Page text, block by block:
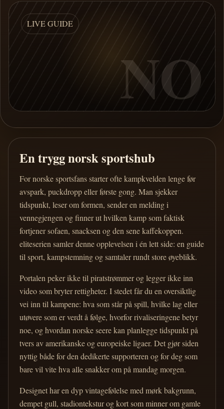
LIVE GUIDE
NO
En trygg norsk sportshub
For norske sportsfans starter ofte kampkvelden lenge før
avspark, puckdropp eller første gong. Man sjekker
tidspunkt, leser om formen, sender en melding i
vennegjengen og finner ut hvilken kamp som faktisk
fortjener sofaen, snacksen og den sene kaffekoppen.
eliteserien samler denne opplevelsen i én lett side: en guide
til sport, kampstemning og samtaler rundt store øyeblikk.
Portalen peker ikke til piratstrømmer og legger ikke inn
video som bryter rettigheter. I stedet får du en oversiktlig
vei inn til kampene: hva som står på spill, hvilke lag eller
utøvere som er verdt å følge, hvorfor rivaliseringene betyr
noe, og hvordan norske seere kan planlegge tidspunkt på
tvers av amerikanske og europeiske ligaer. Det gjør siden
nyttig både for den dedikerte supporteren og for deg som
bare vil vite hva alle snakker om på mandag morgen.
Designet har en dyp vintagefølelse med mørk bakgrunn,
dempet gull, stadiontekstur og kort som minner om gamle